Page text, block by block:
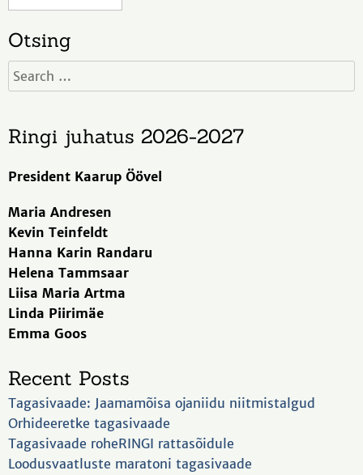
Otsing
Ringi juhatus 2026-2027
President Kaarup Öövel
Maria Andresen
Kevin Teinfeldt
Hanna Karin Randaru
Helena Tammsaar
Liisa Maria Artma
Linda Piirimäe
Emma Goos
Recent Posts
Tagasivaade: Jaamamõisa ojaniidu niitmistalgud
Orhideeretke tagasivaade
Tagasivaade roheRINGI rattasõidule
Loodusvaatluste maratoni tagasivaade